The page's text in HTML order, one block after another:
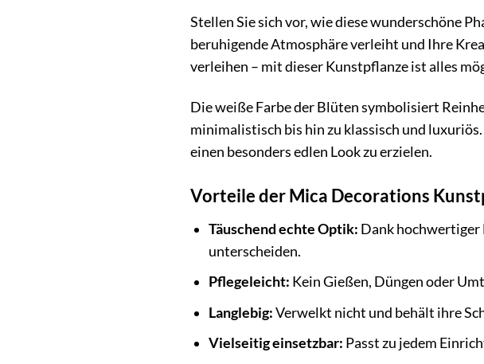
Stellen Sie sich vor, wie diese wunderschöne
beruhigende Atmosphäre verleiht und Ihre
verleihen – mit dieser Kunstpflanze ist alles
Die weiße Farbe der Blüten symbolisiert
minimalistisch bis hin zu klassisch und
einen besonders edlen Look zu erzielen.
Vorteile der Mica Decorations
Täuschend echte Optik: Dank hochwertiger
unterscheiden.
Pflegeleicht: Kein Gießen, Düngen oder
Langlebig:Verwelkt nicht und behält ihre
Vielseitig einsetzbar: Passt zu jedem